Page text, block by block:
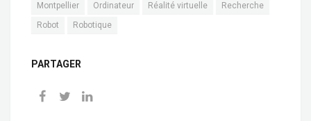
Montpellier
Ordinateur Réalité virtuelle
Recherche
Robot
Robotique
PARTAGER